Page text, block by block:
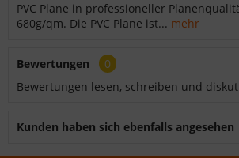
PVC Plane in professioneller
680g/qm. Die PVC Plane ist... mehr
Bewertungen
0
Bewertungen lesen, schreiben und
Kunden haben sich ebenfalls angesehen